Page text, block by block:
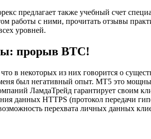
предлагает также учебный счет
работы с ними, прочитать отзывы
уровней.
прорыв BTC!
в некоторых из них говорится о
был негативный опыт. MT5 это
ЛамдаТрейд гарантирует своим
данных HTTPS (протокол передачи
перехвата личных данных